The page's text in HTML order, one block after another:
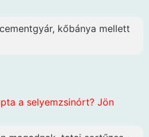
kőbánya mellett
a selyemzsinórt? Jön